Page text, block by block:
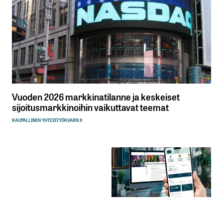
Vuoden 2026 markkinatilanne ja keskeiset
sijoitusmarkkinoihin vaikuttavat teemat
KAUPALLINEN YHTEISTYÖKVARN X